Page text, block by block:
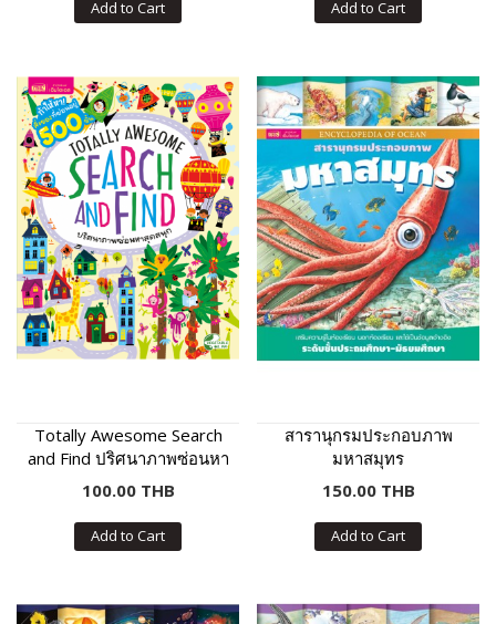
Add to Cart Add to Cart
Totally Awesome Search
and Find ปริศนาภาพซ่อนหา
สุดสนุก
100.00 THB
Add to Cart
สารานุกรมประกอบภาพ
มหาสมุทร
150.00 THB
Add to Cart